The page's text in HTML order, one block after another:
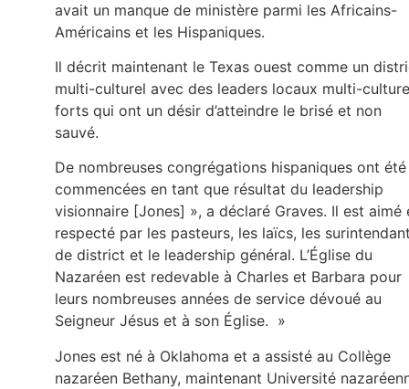
avait un manque de ministère parmi les Africains-
Américains et les Hispaniques.
Il décrit maintenant le Texas ouest comme un
multi-culturel avec des leaders locaux multi-
forts qui ont un désir d’atteindre le brisé et non
sauvé.
De nombreuses congrégations hispaniques ont été
commencées en tant que résultat du leadership
visionnaire [Jones] », a déclaré Graves. Il est aimé
respecté par les pasteurs, les laïcs, les
de district et le leadership général. L’Église du
Nazaréen est redevable à Charles et Barbara pour
leurs nombreuses années de service dévoué au
Seigneur Jésus et à son Église. »
Jones est né à Oklahoma et a assisté au Collège
nazaréen Bethany, maintenant Université